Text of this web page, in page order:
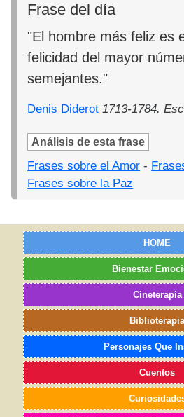
Frase del día
"El hombre más feliz es
felicidad del mayor
semejantes."
Denis Diderot 1713-1784.
Análisis de esta frase
Frases sobre el Amor -
Frases sobre la Paz
HOME
Bienestar
Cineterapia
Personajes Que
Cuentos